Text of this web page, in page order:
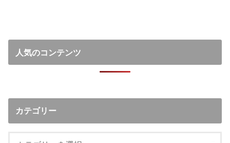
人気のコンテンツ
カテゴリー